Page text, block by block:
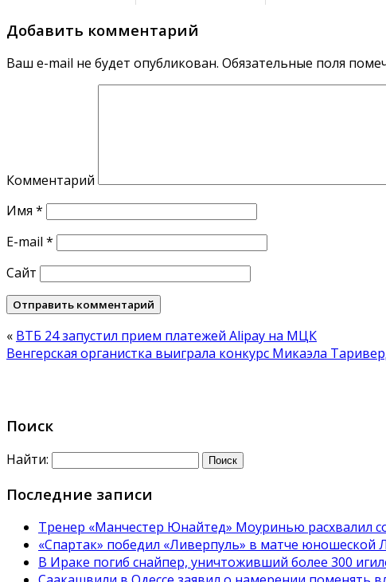
Добавить комментарий
Ваш e-mail не будет опубликован. Обязательные поля
Комментарий
Имя *
E-mail *
Сайт
« ВТБ 24 запустил прием платежей Alipay на МЦК
Венгерская органистка выиграла конкурс Микаэла
Поиск
Найти:
Последние записи
Тренер «Манчестер Юнайтед» Моуринью расхвалил
«Спартак» победил «Ливерпуль» в матче юношеской
В Ираке погиб снайпер, уничтоживший более 300